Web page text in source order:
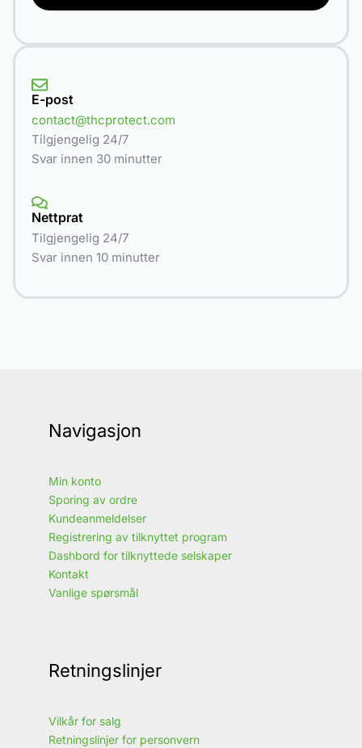
E-post
contact@thcprotect.com
Tilgjengelig 24/7
Svar innen 30 minutter
Nettprat
Tilgjengelig 24/7
Svar innen 10 minutter
Navigasjon
Min konto
Sporing av ordre
Kundeanmeldelser
Registrering av tilknyttet program
Dashbord for tilknyttede selskaper
Kontakt
Vanlige spørsmål
Retningslinjer
Vilkår for salg
Retningslinjer for personvern